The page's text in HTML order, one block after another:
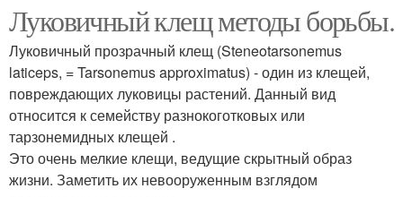
Почвенные клещи
Борьба с почвенным
клещом
Луковичный клещ методы борьбы.
Луковичный прозрачный клещ (Steneotarsonemus
laticeps, = Tarsonemus approximatus) - один из клещей,
повреждающих луковицы растений. Данный вид
относится к семейству разнокоготковых или
тарзонемидных клещей .
Это очень мелкие клещи, ведущие скрытный образ
жизни. Заметить их невооруженным взглядом